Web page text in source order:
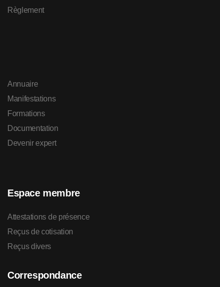
Règlement
Annuaire
Manifestations
Formations
Documentation
Devenir expert
Espace membre
Attestations de présence
Reçus de cotisation
Reçus divers
Correspondance